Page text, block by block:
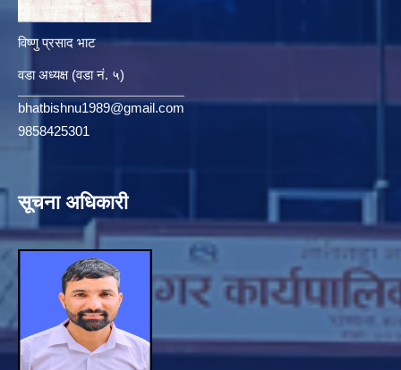
विष्णु प्रसाद भाट
वडा अध्यक्ष (वडा नं. ५)
bhatbishnu1989@gmail.com
9858425301
सूचना अधिकारी